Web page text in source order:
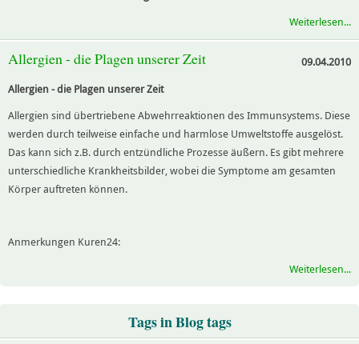
Weiterlesen...
Allergien - die Plagen unserer Zeit
09.04.2010
Allergien - die Plagen unserer Zeit
Allergien sind übertriebene Abwehrreaktionen des Immunsystems. Diese
werden durch teilweise einfache und harmlose Umweltstoffe ausgelöst.
Das kann sich z.B. durch entzündliche Prozesse äußern. Es gibt mehrere
unterschiedliche Krankheitsbilder, wobei die Symptome am gesamten
Körper auftreten können.
Anmerkungen Kuren24:
Weiterlesen...
Tags in Blog tags